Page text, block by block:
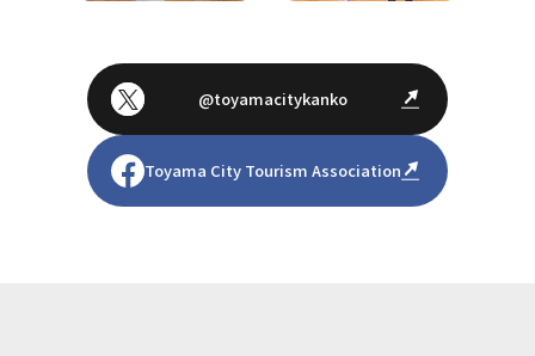
@toyamacitykanko
Toyama City Tourism Association